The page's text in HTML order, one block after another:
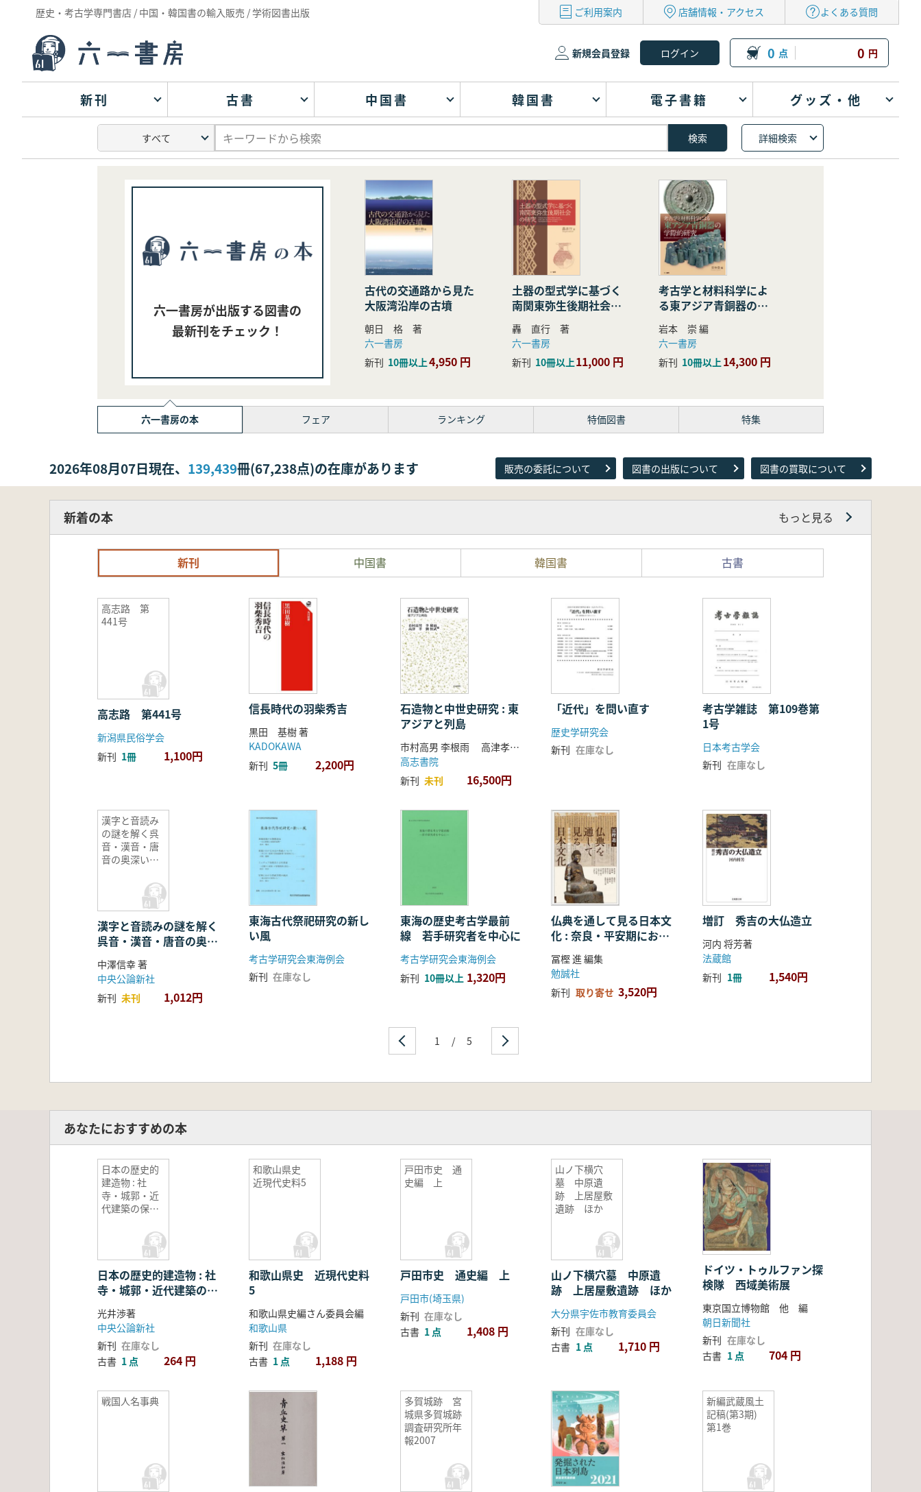
歴史・考古学専門書店 / 中国・韓国書の輸入販売 / 学術図書出版 ご利用案内 店舗情報・アクセス よくある質問
新規会員登録 0 点 0 円
新刊 古書 中国書 韓国書 電子書籍 グッズ・他
詳細検索
六一書房が出版する図書の
最新刊をチェック！
古代の交通路から見た
大阪湾沿岸の古墳
朝日 格 著
六一書房
新刊 10冊以上4,950 円
土器の型式学に基づく
南関東弥生後期社会の
研究
轟 直行 著
六一書房
新刊 10冊以上11,000 円
考古学と材料科学によ
る東アジア青銅器の学
際的研究
岩本 崇 編
六一書房
新刊 10冊以上14,300 円
六一書房の本 フェア ランキング 特価図書 特集
2026年08月07日現在、 139,439冊(67,238点)の在庫があります 販売の委託について 図書の出版について 図書の買取について
新着の本 もっと見る
新刊 中国書 韓国書 古書
高志路 第
441号
高志路 第441号
新潟県民俗学会
新刊 1冊 1,100円
信長時代の羽柴秀吉
黒田 基樹 著
KADOKAWA
新刊 5冊 2,200円
石造物と中世史研究 : 東
アジアと列島
市村高男 李根雨 高津孝 劉恒武 編
高志書院
新刊 未刊 16,500円
「近代」を問い直す
歴史学研究会
新刊 在庫なし
考古学雑誌 第109巻第
1号
日本考古学会
新刊 在庫なし
漢字と音読み
の謎を解く呉
音・漢音・唐
音の奥深い世
漢字と音読みの謎を解く
呉音・漢音・唐音の奥深
い世界
中澤信幸 著
中央公論新社
新刊 未刊 1,012円
東海古代祭祀研究の新し
い風
考古学研究会東海例会
新刊 在庫なし
東海の歴史考古学最前
線 若手研究者を中心に
考古学研究会東海例会
新刊 10冊以上 1,320円
仏典を通して見る日本文
化 : 奈良・平安期におけ
る仏教の受容・融合・展
開
冨樫 進 編集
勉誠社
新刊 取り寄せ 3,520円
増訂 秀吉の大仏造立
河内 将芳著
法蔵館
新刊 1冊 1,540円
1 / 5
あなたにおすすめの本
日本の歴史的
建造物 : 社
寺・城郭・近
代建築の保存
日本の歴史的建造物 : 社
寺・城郭・近代建築の保
存と活用
光井渉著
中央公論新社
新刊 在庫なし
古書 1 点 264 円
和歌山県史
近現代史料5
和歌山県史 近現代史料
5
和歌山県史編さん委員会編
和歌山県
新刊 在庫なし
古書 1 点 1,188 円
戸田市史 通
史編 上
戸田市史 通史編 上
戸田市(埼玉県)
新刊 在庫なし
古書 1 点 1,408 円
山ノ下横穴
墓 中原遺
跡 上居屋敷
遺跡 ほか
山ノ下横穴墓 中原遺
跡 上居屋敷遺跡 ほか
大分県宇佐市教育委員会
新刊 在庫なし
古書 1 点 1,710 円
ドイツ・トゥルファン探
検隊 西域美術展
東京国立博物館 他 編
朝日新聞社
新刊 在庫なし
古書 1 点 704 円
戦国人名事典
多賀城跡 宮
城県多賀城跡
調査研究所年
報2007
新編武蔵風土
記稿(第3期)
第1巻